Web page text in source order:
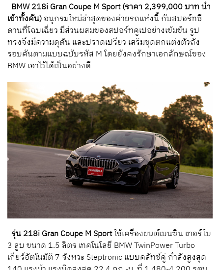
BMW 218i Gran Coupe M Sport (ราคา 2,399,000 บาท นำ
เข้าทั้งคัน)อนุกรมใหม่ล่าสุดของค่ายรถแห่งนี้ กับสปอร์ทซี
ดานที่โฉบเฉี่ยว มีส่วนผสมของสปอร์ทคูเปอย่างเข้มข้น รูป
ทรงจึงมีความดุดัน และปราดเปรียว เสริมชุดตกแต่งตัวถัง
รอบคันตามแบบฉบับรหัส M โดยยังคงรักษาเอกลักษณ์ของ
BMW เอาไว้ได้เป็นอย่างดี
รุ่น 218i Gran Coupe M Sportใช้เครื่องยนต์เบนซิน เทอร์โบ
3 สูบ ขนาด 1.5 ลิตร เทคโนโลยี BMW TwinPower Turbo
เกียร์อัตโนมัติ 7 จังหวะ Steptronic แบบคลัทช์คู่ กำลังสูงสุด